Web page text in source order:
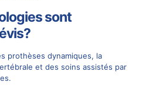
sont
prothèses dynamiques, la
et des soins assistés par